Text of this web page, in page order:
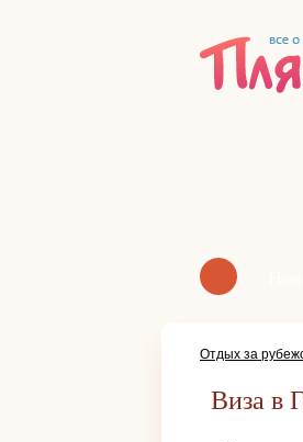
Отдых за
Виза в